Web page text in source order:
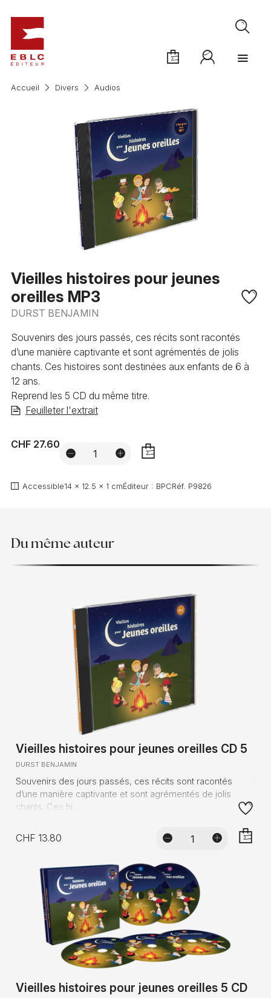
Accueil Divers Audios
Vieilles histoires pour jeunes
oreilles MP3
DURST BENJAMIN
Souvenirs des jours passés, ces récits sont racontés
d’une manière captivante et sont agrémentés de jolis
chants. Ces histoires sont destinées aux enfants de 6 à
12 ans.
Reprend les 5 CD du même titre.
Feuilleter l'extrait
CHF 27.60
Accessible14 x 12.5 x 1 cmÉditeur : BPCRéf. P9826
Du même auteur
Vieilles histoires pour jeunes oreilles CD 5
DURST BENJAMIN
Souvenirs des jours passés, ces récits sont racontés
d’une manière captivante et sont agrémentés de jolis
chants. Ces hi...
CHF 13.80
Vieilles histoires pour jeunes oreilles 5 CD